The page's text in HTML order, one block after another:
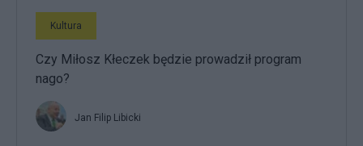
Kultura
Czy Miłosz Kłeczek będzie prowadził program
nago?
Jan Filip Libicki